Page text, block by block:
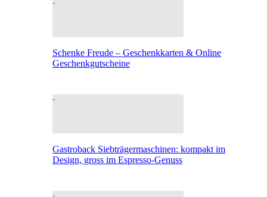
Schenke Freude – Geschenkkarten & Online
Geschenkgutscheine
Gastroback Siebträgermaschinen: kompakt im
Design, gross im Espresso-Genuss